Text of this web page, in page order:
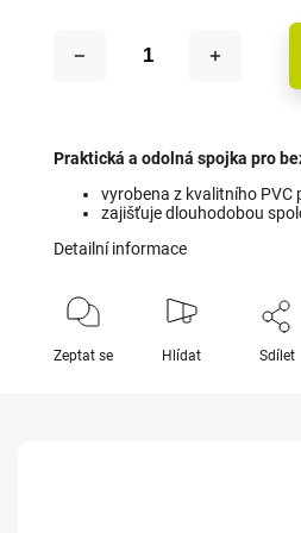
Praktická a odolná spojka pro
vyrobena z kvalitního PVC
zajišťuje dlouhodobou
Detailní informace
Zeptat se Hlídat Sdílet